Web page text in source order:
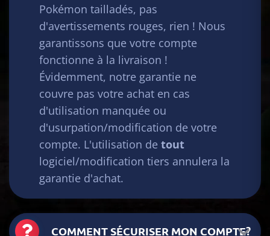
Pokémon tailladés, pas
d'avertissements rouges, rien ! Nous
garantissons que votre compte
fonctionne à la livraison !
Évidemment, notre garantie ne
couvre pas votre achat en cas
d'utilisation manquée ou
d'usurpation/modification de votre
compte. L'utilisation de tout
logiciel/modification tiers annulera la
garantie d'achat.
COMMENT SÉCURISER MON COMPTE?